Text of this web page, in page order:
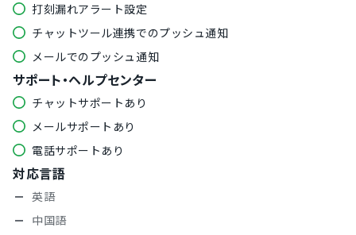
打刻漏れアラート設定
チャットツール連携でのプッシュ通知
メールでのプッシュ通知
サポート・ヘルプセンター
チャットサポートあり
メールサポートあり
電話サポートあり
対応言語
英語
中国語